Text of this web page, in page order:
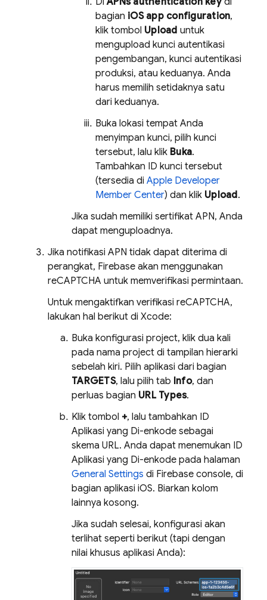
bagian iOS app configuration,
klik tombol Upload untuk
mengupload kunci autentikasi
pengembangan, kunci autentikasi
produksi, atau keduanya. Anda
harus memilih setidaknya satu
dari keduanya.
Buka lokasi tempat Anda
menyimpan kunci, pilih kunci
tersebut, lalu klik Buka.
Tambahkan ID kunci tersebut
(tersedia di Apple Developer
Member Center) dan klik Upload.
Jika sudah memiliki sertifikat APN, Anda
dapat menguploadnya.
Jika notifikasi APN tidak dapat diterima di
perangkat, Firebase akan menggunakan
reCAPTCHA untuk memverifikasi permintaan.
Untuk mengaktifkan verifikasi reCAPTCHA,
lakukan hal berikut di Xcode:
Buka konfigurasi project, klik dua kali
pada nama project di tampilan hierarki
sebelah kiri. Pilih aplikasi dari bagian
TARGETS, lalu pilih tab Info, dan
perluas bagian URL Types.
Klik tombol +, lalu tambahkan ID
Aplikasi yang Di-enkode sebagai
skema URL. Anda dapat menemukan ID
Aplikasi yang Di-enkode pada halaman
General Settings di Firebase console, di
bagian aplikasi iOS. Biarkan kolom
lainnya kosong.
Jika sudah selesai, konfigurasi akan
terlihat seperti berikut (tapi dengan
nilai khusus aplikasi Anda):